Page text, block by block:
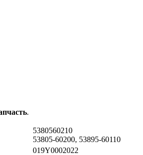
.
5380560210
53805-60200, 53895-60110
019Y0002022